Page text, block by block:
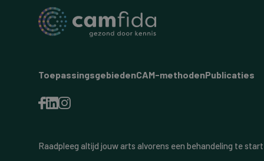
ToepassingsgebiedenCAM-methodenPublicaties
Raadpleeg altijd jouw arts alvorens een behandeling te